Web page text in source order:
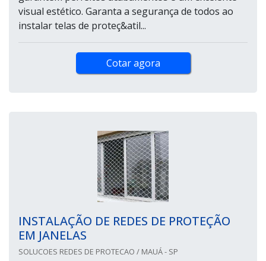
visual estético. Garanta a segurança de todos ao
instalar telas de proteç&atil...
Cotar agora
INSTALAÇÃO DE REDES DE PROTEÇÃO
EM JANELAS
SOLUCOES REDES DE PROTECAO / MAUÁ - SP